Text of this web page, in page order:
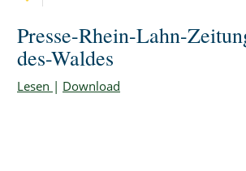
Presse-Rhein-Lahn-
des-Waldes
Lesen | Download